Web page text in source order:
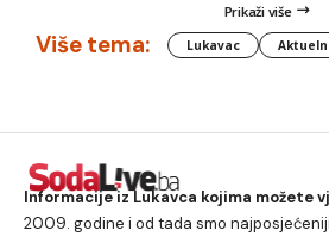
Prikaži više
Više tema: Lukavac
Informacije iz Lukavca kojima možete
2009. godine i od tada smo